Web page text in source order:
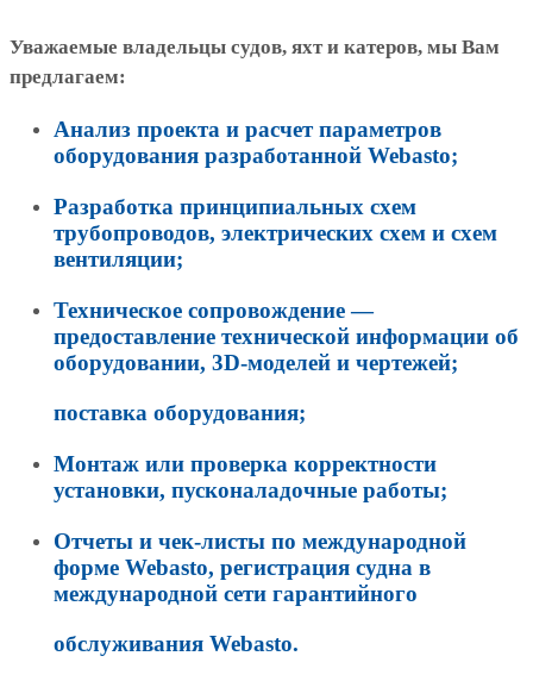
Уважаемые владельцы судов, яхт и катеров, мы Вам
предлагаем:
Анализ проекта и расчет параметров
оборудования разработанной Webasto;
Разработка принципиальных схем
трубопроводов, электрических схем и схем
вентиляции;
Техническое сопровождение —
предоставление технической информации об
оборудовании, 3D-моделей и чертежей;
поставка оборудования;
Монтаж или проверка корректности
установки, пусконаладочные работы;
Отчеты и чек-листы по международной
форме Webasto, регистрация судна в
международной сети гарантийного
обслуживания Webasto.